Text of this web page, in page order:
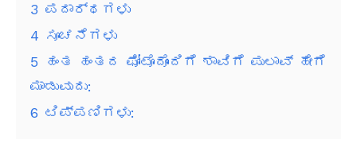
3 ಪದಾರ್ಥಗಳು
4 ಸೂಚನೆಗಳು
5
ಹಂತ ಹಂತದ ಫೋಟೊದೊಂದಿಗೆ ಶಾವಿಗೆ ಪುಲಾವ್ ಹೇಗೆ
ಮಾಡುವುದು:
6 ಟಿಪ್ಪಣಿಗಳು: